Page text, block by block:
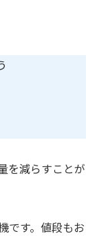
を減らすことが
です。値段もお